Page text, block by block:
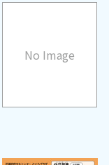
No Image